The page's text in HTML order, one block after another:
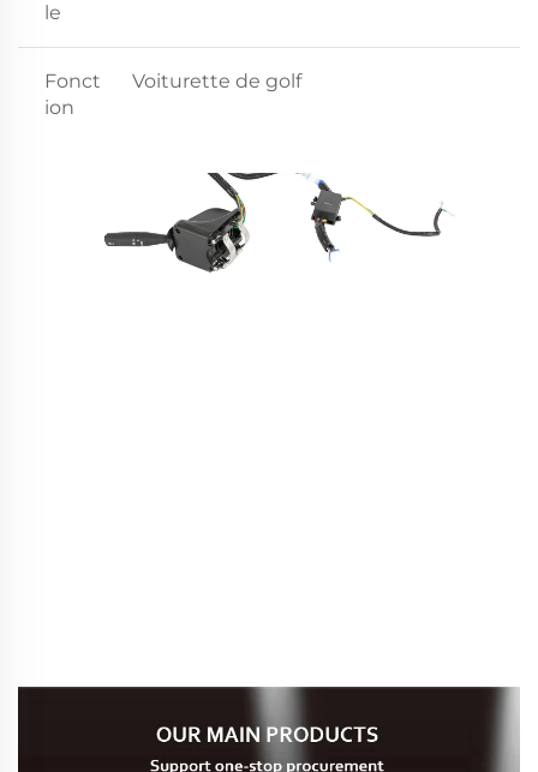
le
Fonct
ion
Voiturette de golf